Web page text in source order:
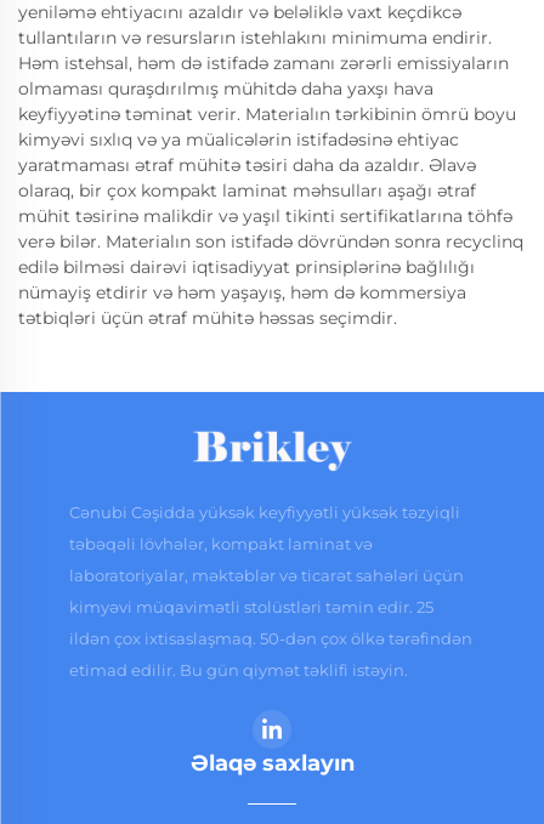
yeniləmə ehtiyacını azaldır və beləliklə vaxt keçdikcə
tullantıların və resursların istehlakını minimuma endirir.
Həm istehsal, həm də istifadə zamanı zərərli emissiyaların
olmaması quraşdırılmış mühitdə daha yaxşı hava
keyfiyyətinə təminat verir. Materialın tərkibinin ömrü boyu
kimyəvi sıxlıq və ya müalicələrin istifadəsinə ehtiyac
yaratmaması ətraf mühitə təsiri daha da azaldır. Əlavə
olaraq, bir çox kompakt laminat məhsulları aşağı ətraf
mühit təsirinə malikdir və yaşıl tikinti sertifikatlarına töhfə
verə bilər. Materialın son istifadə dövründən sonra recyclinq
edilə bilməsi dairəvi iqtisadiyyat prinsiplərinə bağlılığı
nümayiş etdirir və həm yaşayış, həm də kommersiya
tətbiqləri üçün ətraf mühitə həssas seçimdir.
Cənubi Cəşidda yüksək keyfiyyətli yüksək təzyiqli
təbəqəli lövhələr, kompakt laminat və
laboratoriyalar, məktəblər və ticarət sahələri üçün
kimyəvi müqavimətli stolüstləri təmin edir. 25
ildən çox ixtisaslaşmaq. 50-dən çox ölkə tərəfindən
etimad edilir. Bu gün qiymət təklifi istəyin.
Əlaqə saxlayın